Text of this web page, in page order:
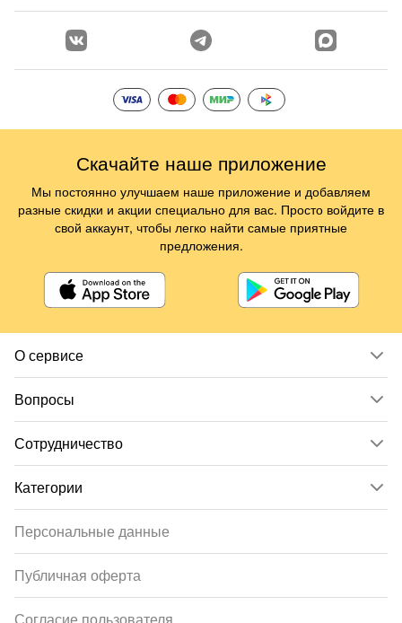
О сервисе
Вопросы
Сотрудничество
Категории
Персональные данные
Публичная оферта
Скачайте наше приложение
Мы постоянно улучшаем наше приложение и добавляем
разные скидки и акции специально для вас. Просто войдите в
свой аккаунт, чтобы легко найти самые приятные
предложения.